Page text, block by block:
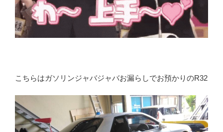
こちらはガソリンジャバジャバお漏らしでお預かりのR32